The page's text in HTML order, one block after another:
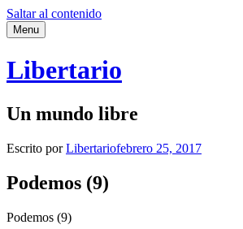
Saltar al contenido
Menu
Libertario
Un mundo libre
Escrito porLibertariofebrero 25, 2017
Podemos (9)
Podemos (9)